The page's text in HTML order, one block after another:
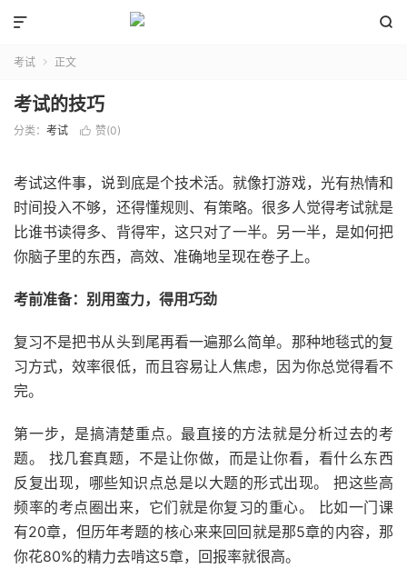


考试  正文
考试的技巧
分类： 考试  赞(0)
考试这件事，说到底是个技术活。就像打游戏，光有热情和
时间投入不够，还得懂规则、有策略。很多人觉得考试就是
比谁书读得多、背得牢，这只对了一半。另一半，是如何把
你脑子里的东西，高效、准确地呈现在卷子上。
考前准备：别用蛮力，得用巧劲
复习不是把书从头到尾再看一遍那么简单。那种地毯式的复
习方式，效率很低，而且容易让人焦虑，因为你总觉得看不
完。
第一步，是搞清楚重点。最直接的方法就是分析过去的考
题。 找几套真题，不是让你做，而是让你看，看什么东西
反复出现，哪些知识点总是以大题的形式出现。 把这些高
频率的考点圈出来，它们就是你复习的重心。 比如一门课
有20章，但历年考题的核心来来回回就是那5章的内容，那
你花80%的精力去啃这5章，回报率就很高。